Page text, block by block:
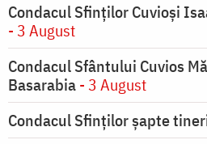
Condacul Sfinţilor Cuvioşi
- 3 August
Condacul Sfântului Cuvios
Basarabia- 3 August
Condacul Sfinţilor şapte